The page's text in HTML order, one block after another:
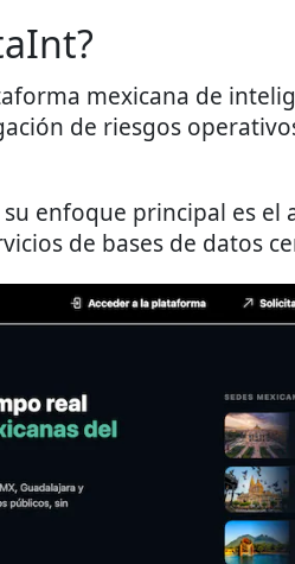
mexicana de
de riesgos
enfoque principal es el
de bases de datos